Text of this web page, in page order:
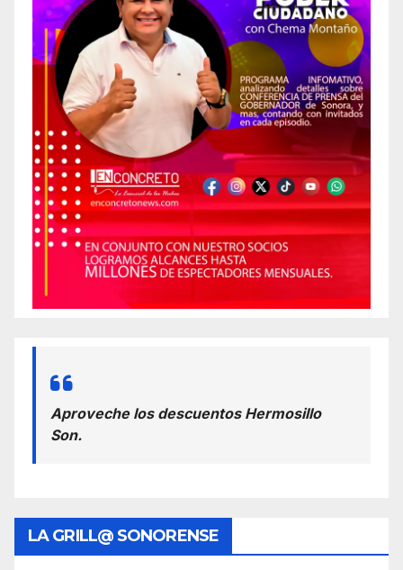
Aproveche los descuentos Hermosillo
Son.
LA GRILL@ SONORENSE